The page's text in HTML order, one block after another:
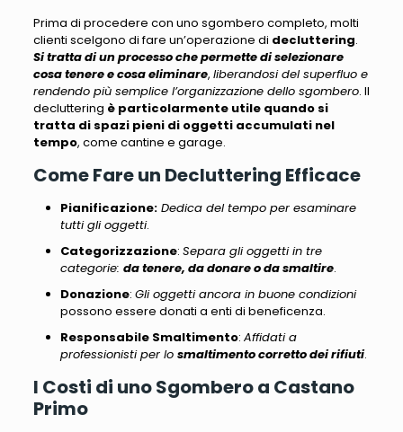
Prima di procedere con uno sgombero completo, molti
clienti scelgono di fare un’operazione di decluttering.
Si tratta di un processo che permette di selezionare
cosa tenere e cosa eliminare, liberandosi del superfluo e
rendendo più semplice l’organizzazione dello sgombero. Il
decluttering è particolarmente utile quando si
tratta di spazi pieni di oggetti accumulati nel
tempo, come cantine e garage.
Come Fare un Decluttering Efficace
Pianificazione:Dedica del tempo per esaminare
tutti gli oggetti.
Categorizzazione: Separa gli oggetti in tre
categorie: da tenere, da donare o da smaltire.
Donazione: Gli oggetti ancora in buone condizioni
possono essere donati a enti di beneficenza.
Responsabile Smaltimento: Affidati a
professionisti per lo smaltimento corretto dei rifiuti.
I Costi di uno Sgombero a Castano
Primo